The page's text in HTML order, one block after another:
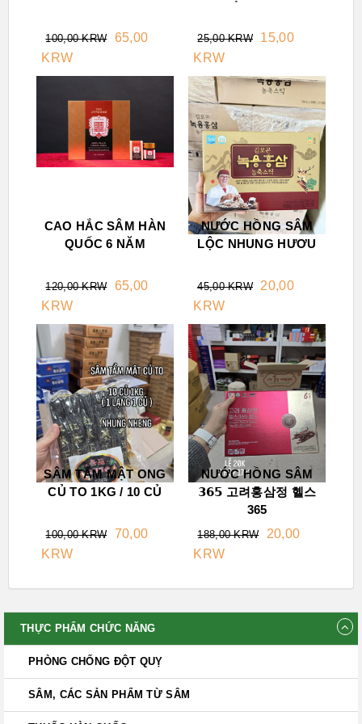
100,00 KRW
65,00
KRW
25,00 KRW
15,00
KRW
CAO HẮC SÂM HÀN
QUỐC 6 NĂM
120,00 KRW
65,00
KRW
NƯỚC HỒNG SÂM
LỘC NHUNG HƯƠU
45,00 KRW
20,00
KRW
SÂM TẨM MẬT ONG
CỦ TO 1KG / 10 CỦ
100,00 KRW
70,00
KRW
NƯỚC HỒNG SÂM
𝟯𝟲𝟱 고려홍삼정 헬스
365
188,00 KRW
20,00
KRW
THỰC PHẨM CHỨC NĂNG
PHÒNG CHỐNG ĐỘT QUỴ
SÂM, CÁC SẢN PHẨM TỪ SÂM